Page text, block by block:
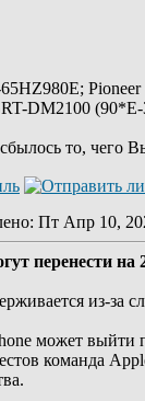
DM2100
то, чего
: Пт Апр 10,
перенести на
из-за
может выйти
команда